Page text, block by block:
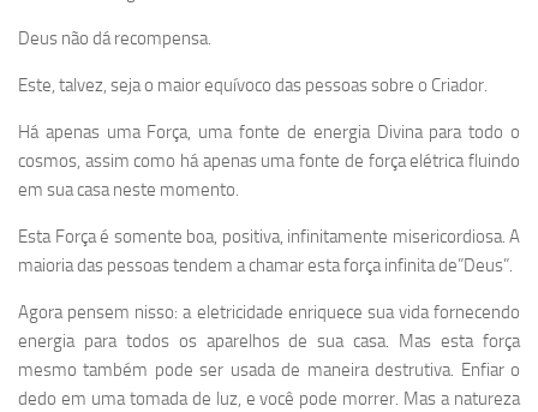
Deus não dá recompensa.
Este, talvez, seja o maior equívoco das pessoas sobre o Criador.
Há apenas uma Força, uma fonte de energia Divina para todo o
cosmos, assim como há apenas uma fonte de força elétrica fluindo
em sua casa neste momento.
Esta Força é somente boa, positiva, infinitamente misericordiosa. A
maioria das pessoas tendem a chamar esta força infinita de”Deus”.
Agora pensem nisso: a eletricidade enriquece sua vida fornecendo
energia para todos os aparelhos de sua casa. Mas esta força
mesmo também pode ser usada de maneira destrutiva. Enfiar o
dedo em uma tomada de luz, e você pode morrer. Mas a natureza